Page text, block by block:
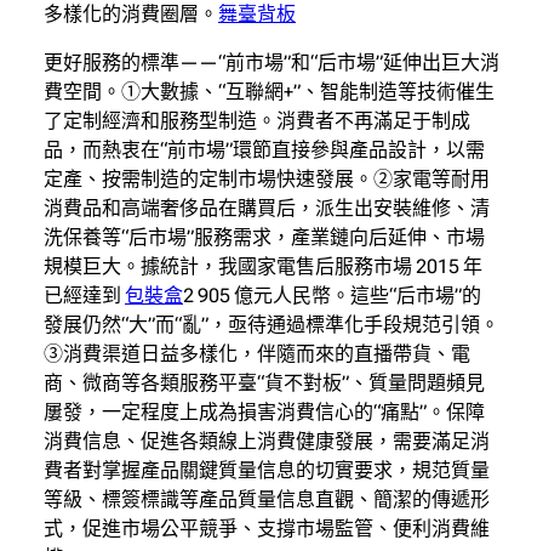
多樣化的消費圈層。 舞臺背板
更好服務的標準——“前市場”和“后市場”延伸出巨大消
費空間。①大數據、“互聯網+”、智能制造等技術催生
了定制經濟和服務型制造。消費者不再滿足于制成
品，而熱衷在“前市場”環節直接參與產品設計，以需
定產、按需制造的定制市場快速發展。②家電等耐用
消費品和高端奢侈品在購買后，派生出安裝維修、清
洗保養等“后市場”服務需求，產業鏈向后延伸、市場
規模巨大。據統計，我國家電售后服務市場 2015 年
已經達到 包裝盒2 905 億元人民幣。這些“后市場”的
發展仍然“大”而“亂”，亟待通過標準化手段規范引領。
③消費渠道日益多樣化，伴隨而來的直播帶貨、電
商、微商等各類服務平臺“貨不對板”、質量問題頻見
屢發，一定程度上成為損害消費信心的“痛點”。保障
消費信息、促進各類線上消費健康發展，需要滿足消
費者對掌握產品關鍵質量信息的切實要求，規范質量
等級、標簽標識等產品質量信息直觀、簡潔的傳遞形
式，促進市場公平競爭、支撐市場監管、便利消費維